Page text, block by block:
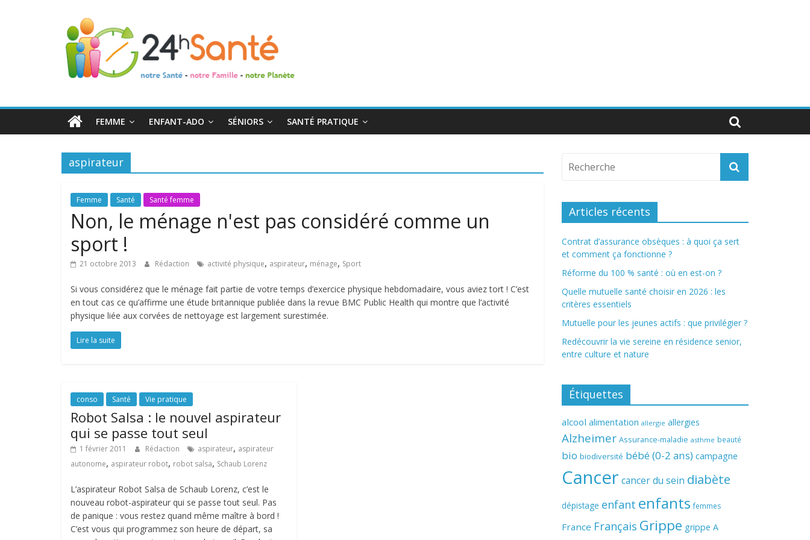
24h
Santé
toute
famille
FEMME ENFANT-ADO SÉNIORS SANTÉ PRATIQUE
aspirateur
Femme Santé Santé femme
Non, le ménage n'est pas considéré comme un
sport !
21 octobre 2013 Rédaction activité physique, aspirateur, ménage, Sport
Si vous considérez que le ménage fait partie de votre temps d’exercice physique hebdomadaire, vous aviez tort ! C’est
en tout cas ce qu’affirme une étude britannique publiée dans la revue BMC Public Health qui montre que l’activité
physique liée aux corvées de nettoyage est largement surestimée.
Lire la suite
conso Santé Vie pratique
Robot Salsa : le nouvel aspirateur
qui se passe tout seul
1 février 2011 Rédaction aspirateur, aspirateur
autonome, aspirateur robot, robot salsa, Schaub Lorenz
L’aspirateur Robot Salsa de Schaub Lorenz, c’est le
nouveau robot-aspirateur qui se passe tout seul. Pas
de panique : vous restez quand même maître à bord !
C’est vous qui programmez son heure de départ, sa
Articles récents
Contrat d’assurance obsèques : à quoi ça sert
et comment ça fonctionne ?
Réforme du 100 % santé : où en est-on ?
Quelle mutuelle santé choisir en 2026 : les
critères essentiels
Mutuelle pour les jeunes actifs : que privilégier ?
Redécouvrir la vie sereine en résidence senior,
entre culture et nature
Étiquettes
alcool alimentation allergie allergies
Alzheimer Assurance-maladie asthme beauté
bio biodiversité bébé (0-2 ans) campagne
Cancer cancer du sein diabète
dépistage enfant enfants femmes
France Français Grippe grippe A